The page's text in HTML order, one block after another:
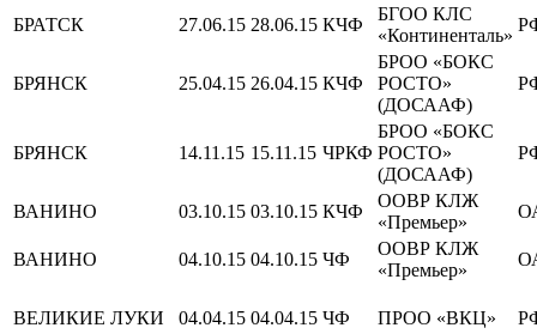
БРАТСК 27.06.15 28.06.15 КЧФ
БГОО КЛС
«Континенталь»
БРЯНСК 25.04.15 26.04.15 КЧФ
БРОО «БОКС
РОСТО»
(ДОСААФ)
БРЯНСК 14.11.15 15.11.15 ЧРКФ
БРОО «БОКС
РОСТО»
(ДОСААФ)
ВАНИНО 03.10.15 03.10.15 КЧФ
ООВР КЛЖ
«Премьер»
ВАНИНО 04.10.15 04.10.15 ЧФ
ООВР КЛЖ
«Премьер»
ВЕЛИКИЕ ЛУКИ 04.04.15 04.04.15 ЧФ ПРОО «ВКЦ»